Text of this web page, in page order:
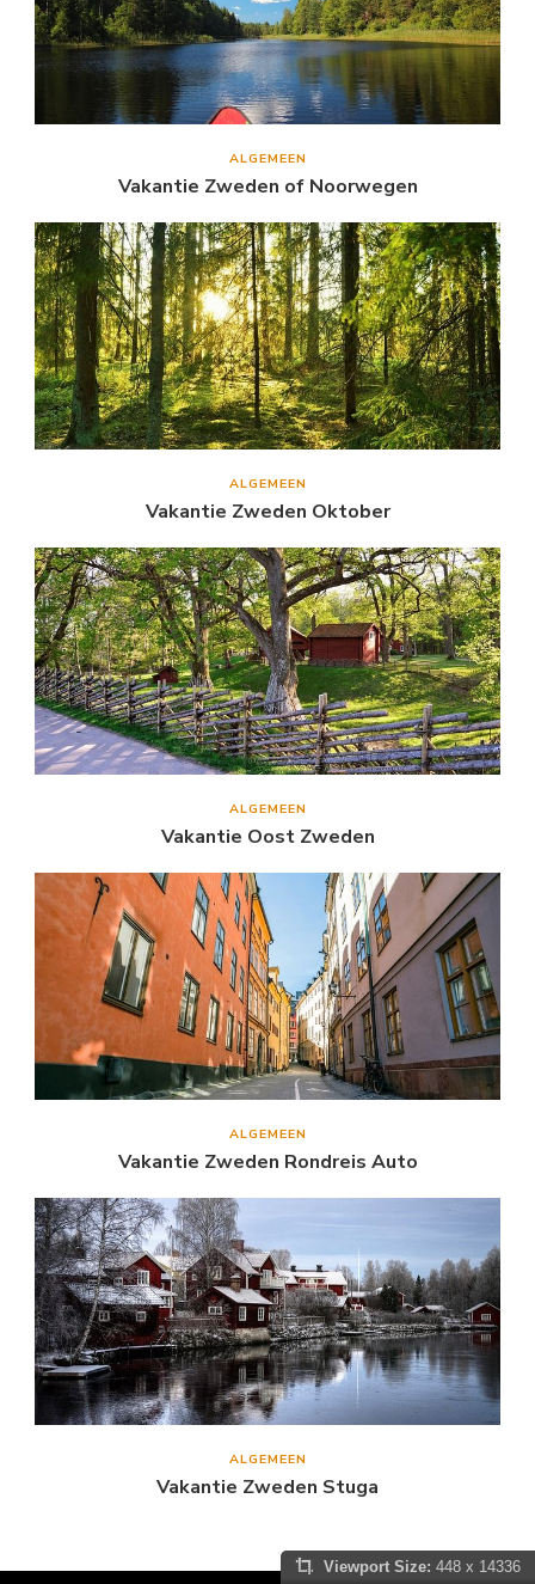
ALGEMEEN
Vakantie Zweden of Noorwegen
ALGEMEEN
Vakantie Zweden Oktober
ALGEMEEN
Vakantie Oost Zweden
ALGEMEEN
Vakantie Zweden Rondreis Auto
ALGEMEEN
Vakantie Zweden Stuga
Viewport Size: 448 x 14336